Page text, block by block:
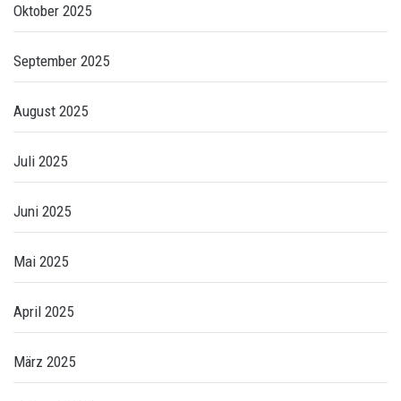
Oktober 2025
September 2025
August 2025
Juli 2025
Juni 2025
Mai 2025
April 2025
März 2025